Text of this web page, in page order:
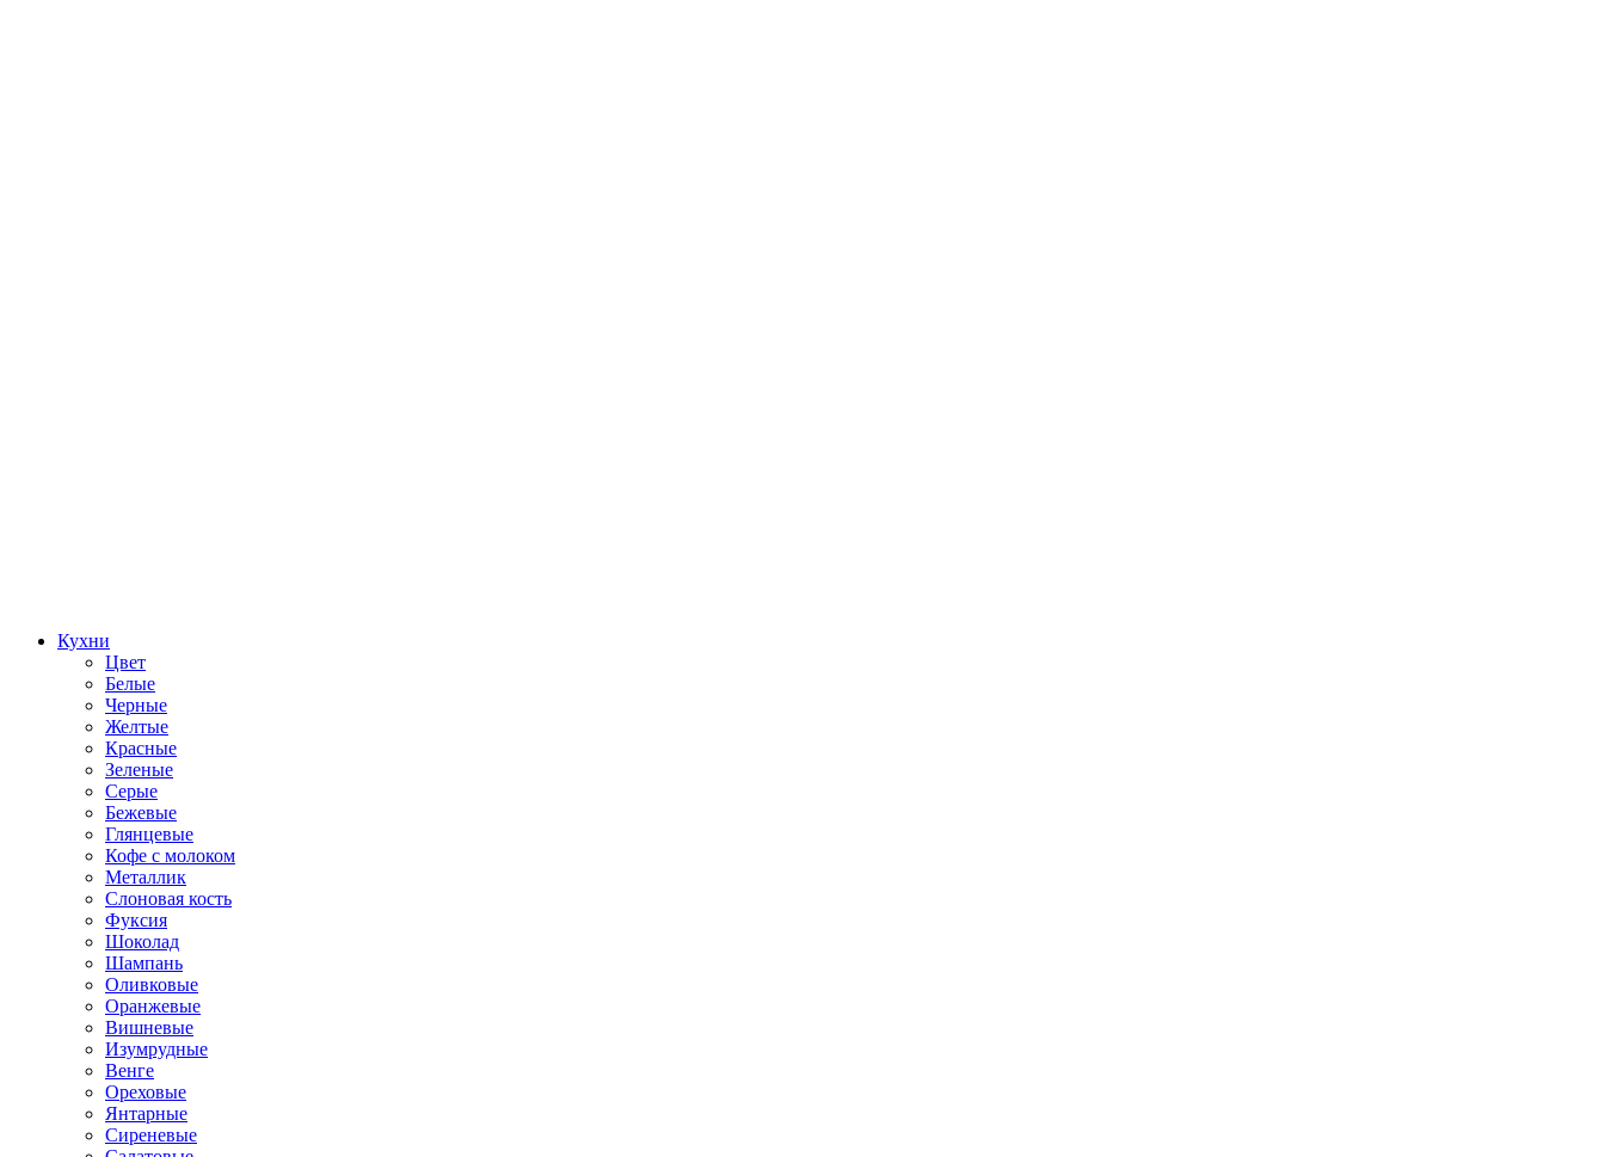
Кухни
Цвет
Белые
Черные
Желтые
Красные
Зеленые
Серые
Бежевые
Глянцевые
Кофе с молоком
Металлик
Слоновая кость
Фуксия
Шоколад
Шампань
Оливковые
Оранжевые
Вишневые
Изумрудные
Венге
Ореховые
Янтарные
Сиреневые